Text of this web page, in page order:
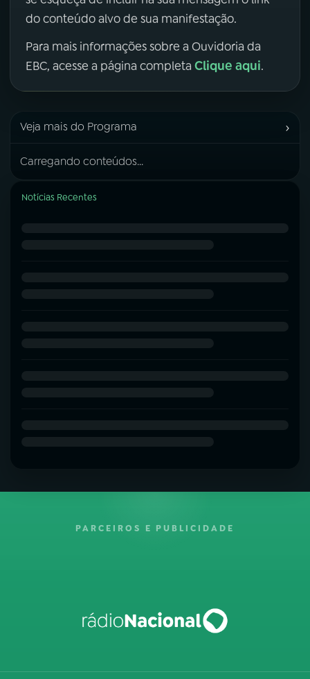
do conteúdo alvo de sua manifestação.
Para mais informações sobre a Ouvidoria da
EBC, acesse a página completa Clique aqui.
Veja mais do Programa ›
Carregando conteúdos...
Notícias Recentes
PARCEIROS E PUBLICIDADE